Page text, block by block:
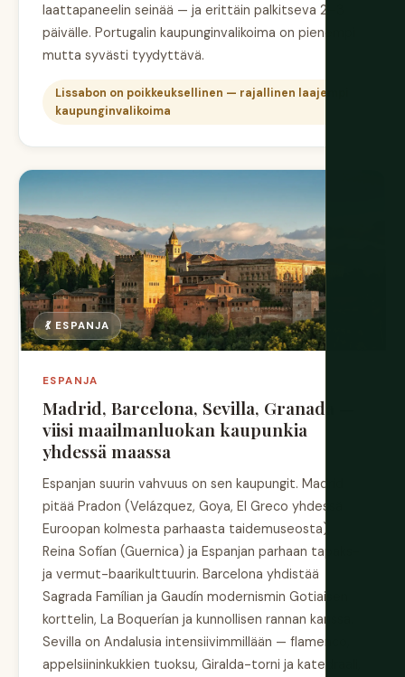
laattapaneelin seinää — ja erittäin palkitseva 2–3
päivälle. Portugalin kaupunginvalikoima on pienempi
mutta syvästi tyydyttävä.
Lissabon on poikkeuksellinen — rajallinen laajempi
kaupunginvalikoima
💃 ESPANJA
ESPANJA
Madrid, Barcelona, Sevilla, Granada —
viisi maailmanluokan kaupunkia
yhdessä maassa
Espanjan suurin vahvuus on sen kaupungit. Madrid
pitää Pradon (Velázquez, Goya, El Greco yhdessä
Euroopan kolmesta parhaasta taidemuseosta),
Reina Sofían (Guernica) ja Espanjan parhaan tapaks-
ja vermut-baarikulttuurin. Barcelona yhdistää
Sagrada Famílian ja Gaudín modernismin Gotiaisen
korttelin, La Boquerían ja kunnollisen rannan kanssa.
Sevilla on Andalusia intensiivimmillään — flamenco,
appelsiininkukkien tuoksu, Giralda-torni ja katedraali,